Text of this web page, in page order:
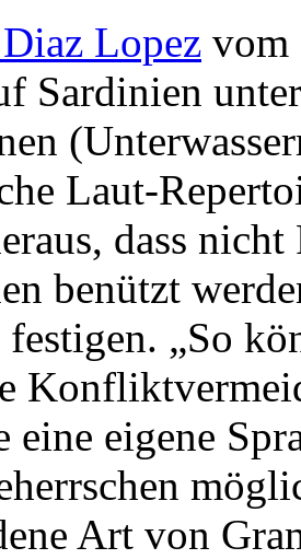
Lopez vom
Sardinien
Laut-
dass
benützt
festigen. „So
eine eigene
Art von